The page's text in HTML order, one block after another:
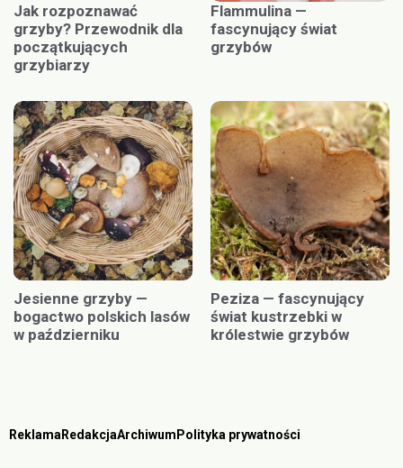
Jak rozpoznawać
grzyby? Przewodnik dla
początkujących
grzybiarzy
Flammulina —
fascynujący świat
grzybów
Jesienne grzyby —
bogactwo polskich lasów
w październiku
Peziza — fascynujący
świat kustrzebki w
królestwie grzybów
Reklama RedakcjaArchiwum Polityka prywatności